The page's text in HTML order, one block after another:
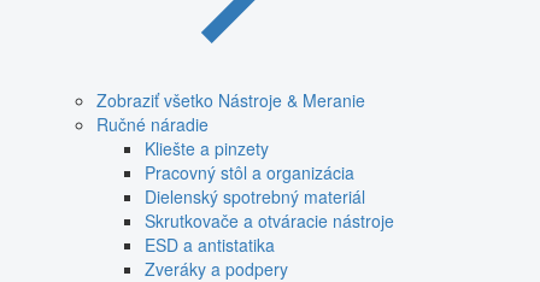
Zobraziť všetko Nástroje & Meranie
Ručné náradie
Kliešte a pinzety
Pracovný stôl a organizácia
Dielenský spotrebný materiál
Skrutkovače a otváracie nástroje
ESD a antistatika
Zveráky a podpery